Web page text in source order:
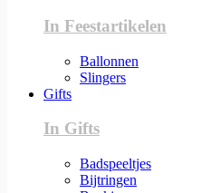
In Feestartikelen
Ballonnen
Slingers
Gifts
In Gifts
Badspeeltjes
Bijtringen